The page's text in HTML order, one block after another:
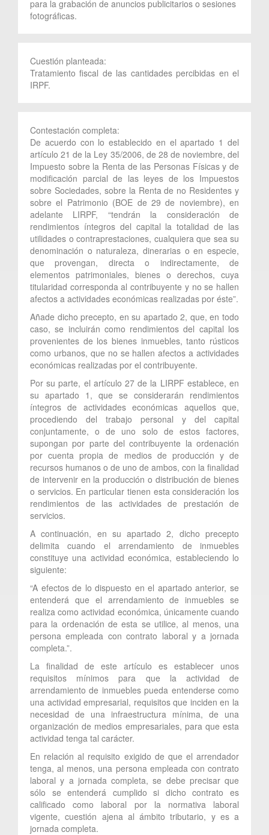
para la grabación de anuncios publicitarios o sesiones
fotográficas.
Cuestión planteada:
Tratamiento fiscal de las cantidades percibidas en el
IRPF.
Contestación completa:
De acuerdo con lo establecido en el apartado 1 del
artículo 21 de la Ley 35/2006, de 28 de noviembre, del
Impuesto sobre la Renta de las Personas Físicas y de
modificación parcial de las leyes de los Impuestos
sobre Sociedades, sobre la Renta de no Residentes y
sobre el Patrimonio (BOE de 29 de noviembre), en
adelante LIRPF, “tendrán la consideración de
rendimientos íntegros del capital la totalidad de las
utilidades o contraprestaciones, cualquiera que sea su
denominación o naturaleza, dinerarias o en especie,
que provengan, directa o indirectamente, de
elementos patrimoniales, bienes o derechos, cuya
titularidad corresponda al contribuyente y no se hallen
afectos a actividades económicas realizadas por éste”.
Añade dicho precepto, en su apartado 2, que, en todo
caso, se incluirán como rendimientos del capital los
provenientes de los bienes inmuebles, tanto rústicos
como urbanos, que no se hallen afectos a actividades
económicas realizadas por el contribuyente.
Por su parte, el artículo 27 de la LIRPF establece, en
su apartado 1, que se considerarán rendimientos
íntegros de actividades económicas aquellos que,
procediendo del trabajo personal y del capital
conjuntamente, o de uno solo de estos factores,
supongan por parte del contribuyente la ordenación
por cuenta propia de medios de producción y de
recursos humanos o de uno de ambos, con la finalidad
de intervenir en la producción o distribución de bienes
o servicios. En particular tienen esta consideración los
rendimientos de las actividades de prestación de
servicios.
A continuación, en su apartado 2, dicho precepto
delimita cuando el arrendamiento de inmuebles
constituye una actividad económica, estableciendo lo
siguiente:
“A efectos de lo dispuesto en el apartado anterior, se
entenderá que el arrendamiento de inmuebles se
realiza como actividad económica, únicamente cuando
para la ordenación de esta se utilice, al menos, una
persona empleada con contrato laboral y a jornada
completa.”.
La finalidad de este artículo es establecer unos
requisitos mínimos para que la actividad de
arrendamiento de inmuebles pueda entenderse como
una actividad empresarial, requisitos que inciden en la
necesidad de una infraestructura mínima, de una
organización de medios empresariales, para que esta
actividad tenga tal carácter.
En relación al requisito exigido de que el arrendador
tenga, al menos, una persona empleada con contrato
laboral y a jornada completa, se debe precisar que
sólo se entenderá cumplido si dicho contrato es
calificado como laboral por la normativa laboral
vigente, cuestión ajena al ámbito tributario, y es a
jornada completa.